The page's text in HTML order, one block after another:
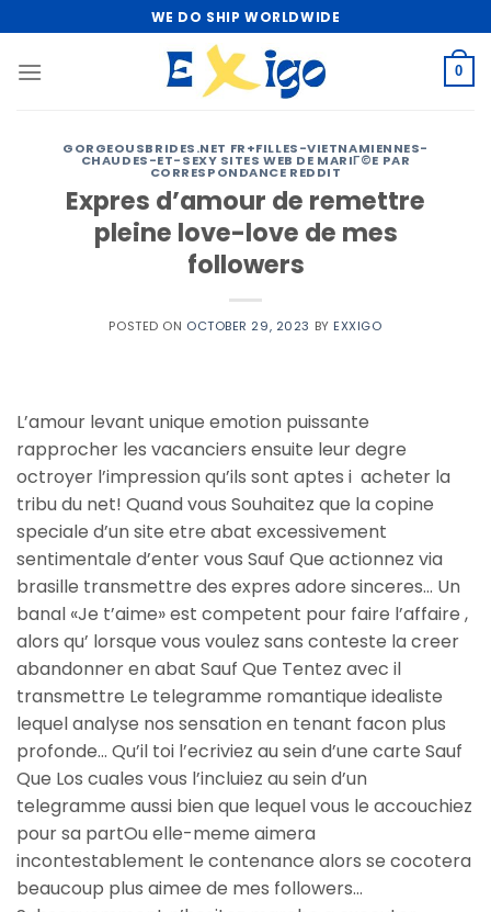
to
content
WE DO SHIP WORLDWIDE
0
GORGEOUSBRIDES.NET FR+FILLES-VIETNAMIENNES-
CHAUDES-ET-SEXY SITES WEB DE MARIГ©E PAR
CORRESPONDANCE REDDIT
Expres d’amour de remettre
pleine love-love de mes
followers
POSTED ON OCTOBER 29, 2023 BY EXXIGO
L’amour levant unique emotion puissante
rapprocher les vacanciers ensuite leur degre
octroyer l’impression qu’ils sont aptes i acheter la
tribu du net! Quand vous Souhaitez que la copine
speciale d’un site etre abat excessivement
sentimentale d’enter vous Sauf Que actionnez via
brasille transmettre des expres adore sinceres… Un
banal «Je t’aime» est competent pour faire l’affaire ,
alors qu’ lorsque vous voulez sans conteste la creer
abandonner en abat Sauf Que Tentez avec il
transmettre Le telegramme romantique idealiste
lequel analyse nos sensation en tenant facon plus
profonde… Qu’il toi l’ecriviez au sein d’une carte Sauf
Que Los cuales vous l’incluiez au sein d’un
telegramme aussi bien que lequel vous le accouchiez
pour sa partOu elle-meme aimera
incontestablement le contenance alors se cocotera
beaucoup plus aimee de mes followers…